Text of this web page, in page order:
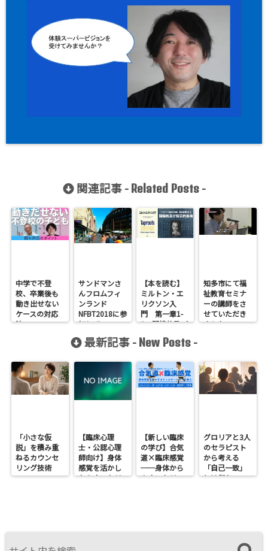
関連記事 - Related Posts-
中学で不登
校、卒業後も
動き出せない
ケースの対応
法
サンドマンさ
んフロムフィ
ンランド
NFBT2018に参
加して
【本を読む】
ミルトン・エ
リクソン入
門 第一章1-
2 間接的及び
知多市にて福
祉教育セミナ
ーの講師をさ
せていただき
ました
最新記事 - New Posts -
「小さな仮
説」を積み重
ねるカウンセ
リング技術
【臨床心理
士・公認心理
師向け】身体
感覚を活かし
たカウンセリ
【新しい臨床
の学び】合気
道×臨床感覚
──身体から
カウンセリン
グロリアと3人
のセラピスト
から考える
「自己一致」
とは何か──